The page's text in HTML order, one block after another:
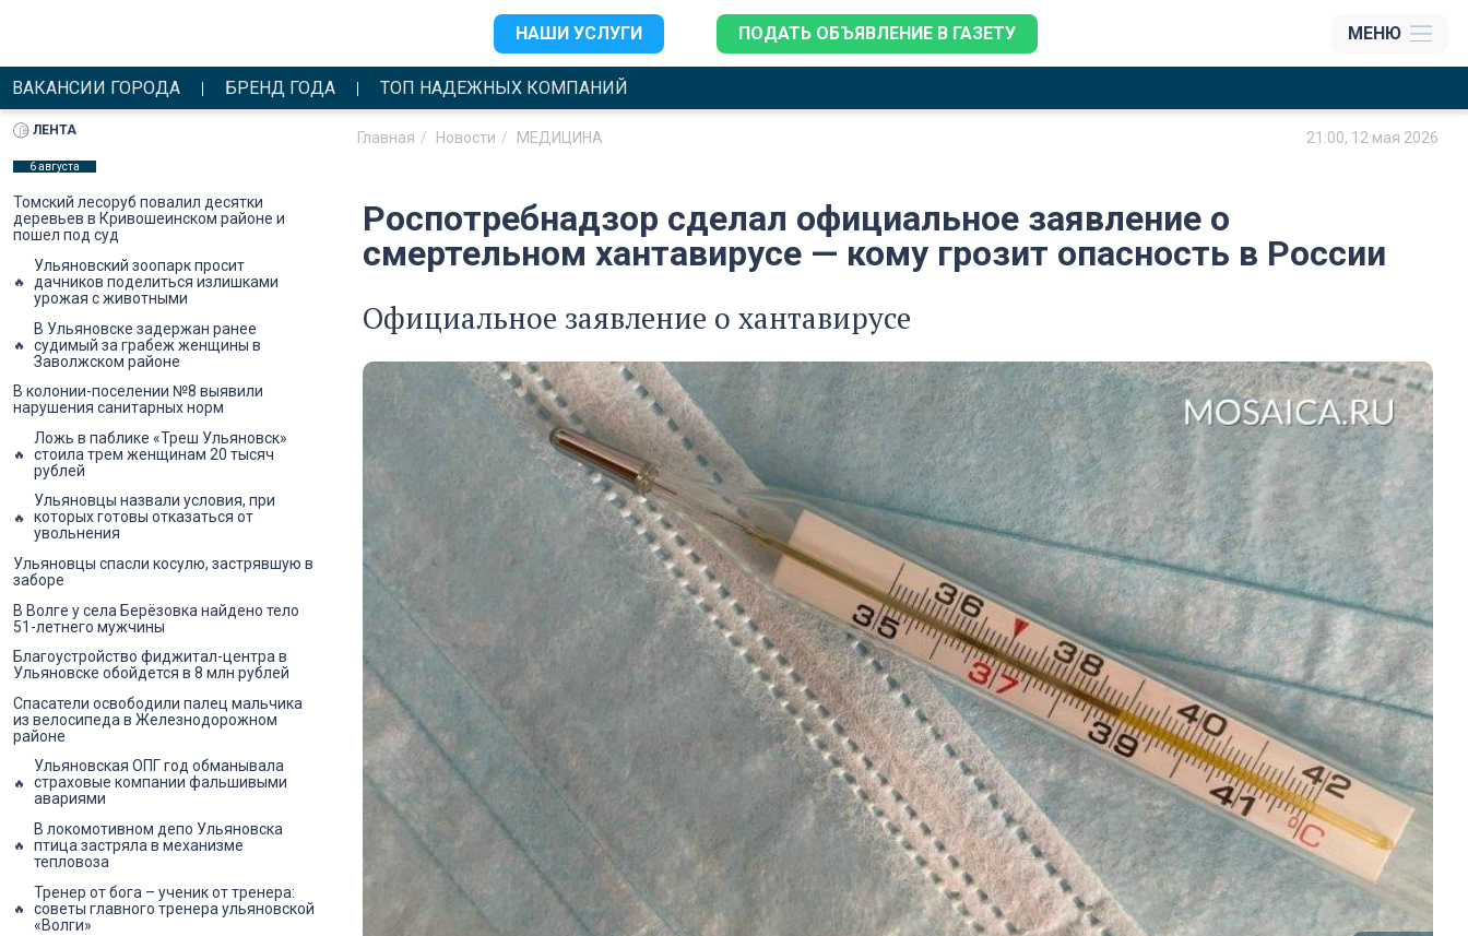
НАШИ УСЛУГИ ПОДАТЬ ОБЪЯВЛЕНИЕ В ГАЗЕТУ МЕНЮ
ВАКАНСИИ ГОРОДА БРЕНД ГОДА ТОП НАДЕЖНЫХ КОМПАНИЙ
Главная Новости МЕДИЦИНА 21:00, 12 мая 2026
Роспотребнадзор сделал официальное заявление о
смертельном хантавирусе — кому грозит опасность в России
Официальное заявление о хантавирусе
ЛЕНТА
6 августа
Томский лесоруб повалил десятки
деревьев в Кривошеинском районе и
пошел под суд
Ульяновский зоопарк просит
дачников поделиться излишками
урожая с животными
В Ульяновске задержан ранее
судимый за грабеж женщины в
Заволжском районе
В колонии-поселении №8 выявили
нарушения санитарных норм
Ложь в паблике «Треш Ульяновск»
стоила трем женщинам 20 тысяч
рублей
Ульяновцы назвали условия, при
которых готовы отказаться от
увольнения
Ульяновцы спасли косулю, застрявшую в
заборе
В Волге у села Берёзовка найдено тело
51-летнего мужчины
Благоустройство фиджитал-центра в
Ульяновске обойдется в 8 млн рублей
Спасатели освободили палец мальчика
из велосипеда в Железнодорожном
районе
Ульяновская ОПГ год обманывала
страховые компании фальшивыми
авариями
В локомотивном депо Ульяновска
птица застряла в механизме
тепловоза
Тренер от бога – ученик от тренера:
советы главного тренера ульяновской
«Волги»